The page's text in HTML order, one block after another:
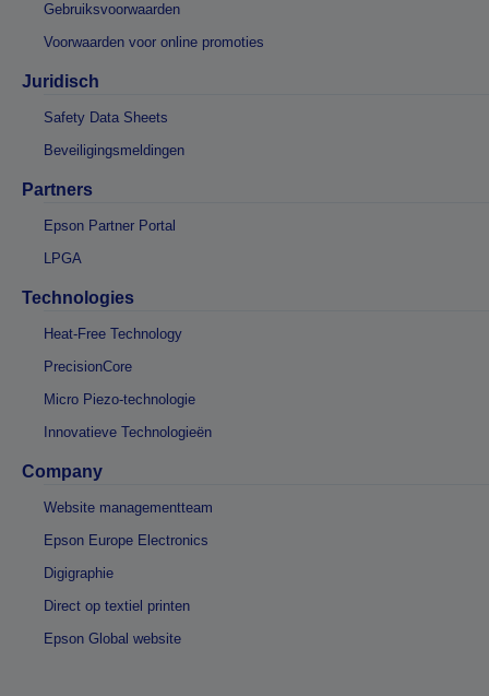
Gebruiksvoorwaarden
Voorwaarden voor online promoties
Juridisch
Safety Data Sheets
Beveiligingsmeldingen
Partners
Epson Partner Portal
LPGA
Technologies
Heat-Free Technology
PrecisionCore
Micro Piezo-technologie
Innovatieve Technologieën
Company
Website managementteam
Epson Europe Electronics
Digigraphie
Direct op textiel printen
Epson Global website